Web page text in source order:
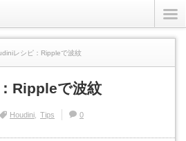
レシピ：Rippleで波紋
Rippleで波紋
Houdini Tips 0